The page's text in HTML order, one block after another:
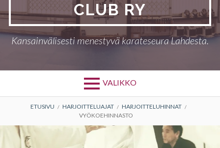
CLUB RY
Kansainvälisesti menestyvä karateseura Lahdesta.
VALIKKO
MURUPOLKU
ETUSIVU HARJOITTELUAJAT
HARJOITTELUHINNAT
VYÖKOEHINNASTO